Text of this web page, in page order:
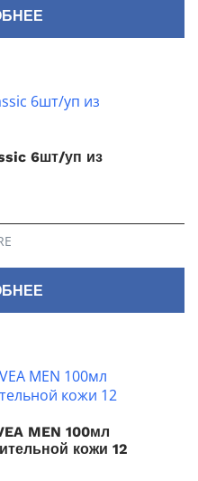
6шт/уп из
MEN 100мл
кожи 12